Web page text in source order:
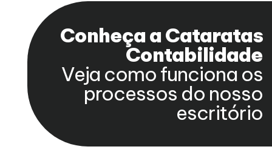
Conheça a Cataratas
Contabilidade
Veja como funciona os
processos do nosso
escritório